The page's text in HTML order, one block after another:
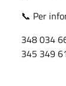
📞 Per
348 034
345 349